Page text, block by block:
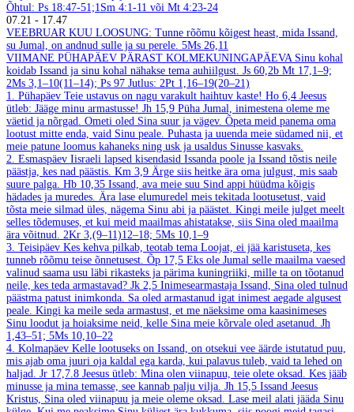
Õhtul: Ps 18:47-51;1Sm 4:1-11 või Mt 4:23-24
07.21 - 17.47
VEEBRUAR KUU LOOSUNG: Tunne rõõmu kõigest heast, mida Issand,
su Jumal, on andnud sulle ja su perele. 5Ms 26,11
VIIMANE PÜHAPÄEV PÄRAST KOLMEKUNINGAPÄEVA Sinu kohal
koidab Issand ja sinu kohal nähakse tema auhiilgust. Js 60,2b Mt 17,1–9;
2Ms 3,1–10(11–14); Ps 97 Jutlus: 2Pt 1,16–19(20–21)
1. Pühapäev Teie ustavus on nagu varakult haihtuv kaste! Ho 6,4 Jeesus
ütleb: Jääge minu armastusse! Jh 15,9 Püha Jumal, inimestena oleme me
väetid ja nõrgad. Ometi oled Sina suur ja vägev. Õpeta meid panema oma
lootust mitte enda, vaid Sinu peale. Puhasta ja uuenda meie südamed nii, et
meie patune loomus kahaneks ning usk ja usaldus Sinusse kasvaks.
2. Esmaspäev Iisraeli lapsed kisendasid Issanda poole ja Issand tõstis neile
päästja, kes nad päästis. Km 3,9 Ärge siis heitke ära oma julgust, mis saab
suure palga. Hb 10,35 Issand, ava meie suu Sind appi hüüdma kõigis
hädades ja muredes. Ära lase elumuredel meis tekitada lootusetust, vaid
tõsta meie silmad üles, nägema Sinu abi ja päästet. Kingi meile julget meelt
selles tõdemuses, et kui meid maailmas ahistatakse, siis Sina oled maailma
ära võitnud. 2Kr 3,(9–11)12–18; 5Ms 10,1–9
3. Teisipäev Kes kehva pilkab, teotab tema Loojat, ei jää karistuseta, kes
tunneb rõõmu teise õnnetusest. Õp 17,5 Eks ole Jumal selle maailma vaesed
valinud saama usu läbi rikasteks ja pärima kuningriiki, mille ta on tõotanud
neile, kes teda armastavad? Jk 2,5 Inimesearmastaja Issand, Sina oled tulnud
päästma patust inimkonda. Sa oled armastanud igat inimest aegade algusest
peale. Kingi ka meile seda armastust, et me näeksime oma kaasinimeses
Sinu loodut ja hoiaksime neid, kelle Sina meie kõrvale oled asetanud. Jh
1,43–51; 5Ms 10,10–22
4. Kolmapäev Kelle lootuseks on Issand, on otsekui vee äärde istutatud puu,
mis ajab oma juuri oja kaldal ega karda, kui palavus tuleb, vaid ta lehed on
haljad. Jr 17,7.8 Jeesus ütleb: Mina olen viinapuu, teie olete oksad. Kes jääb
minusse ja mina temasse, see kannab palju vilja. Jh 15,5 Issand Jeesus
Kristus, Sina oled viinapuu ja meie oleme oksad. Lase meil alati jääda Sinu